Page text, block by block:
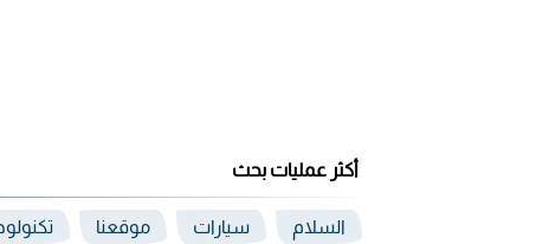
أكثر عمليات بحث
السلام سيارات موقعنا